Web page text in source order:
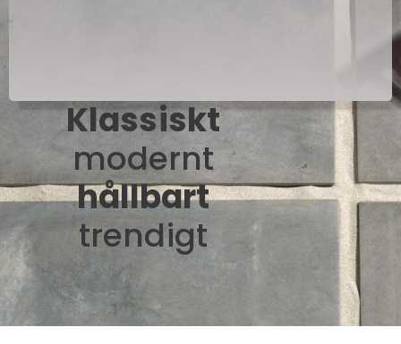
Klassiskt
modernt
hållbart
trendigt